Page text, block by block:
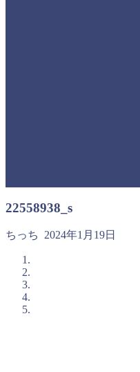
22558938_s
ちっち 2024年1月19日